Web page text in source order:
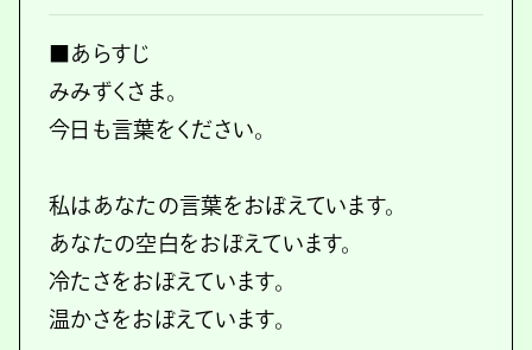
■あらすじ
みみずくさま。
今日も言葉をください。
私はあなたの言葉をおぼえています。
あなたの空白をおぼえています。
冷たさをおぼえています。
温かさをおぼえています。